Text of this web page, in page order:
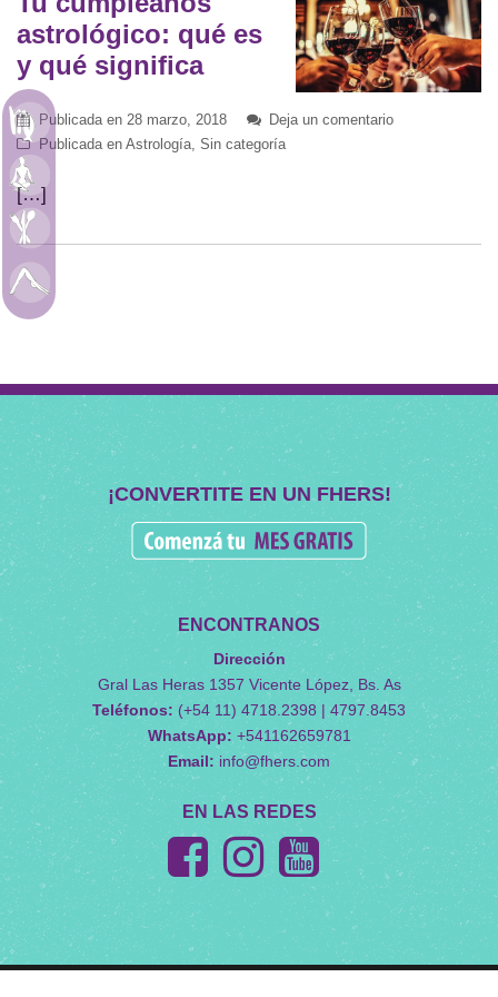
astrológico: qué es
y qué significa
Publicada en 28 marzo, 2018
Deja un comentario
Publicada en Astrología, Sin categoría
[…]
Astrología
¡CONVERTITE EN UN FHERS!
ENCONTRANOS
Dirección
Gral Las Heras 1357 Vicente López, Bs. As
Teléfonos: (+54 11) 4718.2398 | 4797.8453
WhatsApp: +541162659781
Email: info@fhers.com
EN LAS REDES